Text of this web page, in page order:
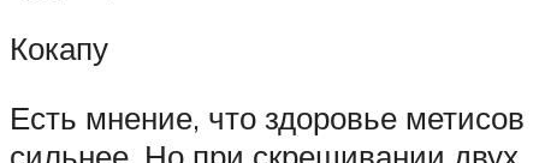
Кокапу
Есть мнение, что здоровье метисов